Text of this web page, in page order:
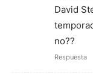
David
no??
Respuesta